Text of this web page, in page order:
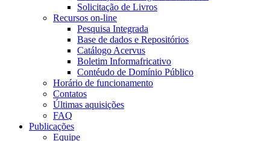
Solicitação de Livros
Recursos on-line
Pesquisa Integrada
Base de dados e Repositórios
Catálogo Acervus
Boletim Informafricativo
Contéudo de Domínio Público
Horário de funcionamento
Contatos
Últimas aquisições
FAQ
Publicações
Equipe